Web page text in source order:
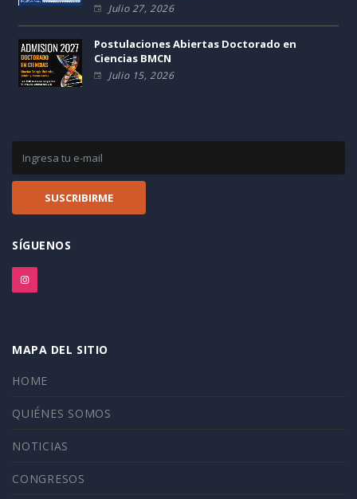
Julio 27, 2026
Postulaciones Abiertas Doctorado en
Ciencias BMCN
Julio 15, 2026
SÍGUENOS
MAPA DEL SITIO
HOME
QUIÉNES SOMOS
NOTICIAS
CONGRESOS